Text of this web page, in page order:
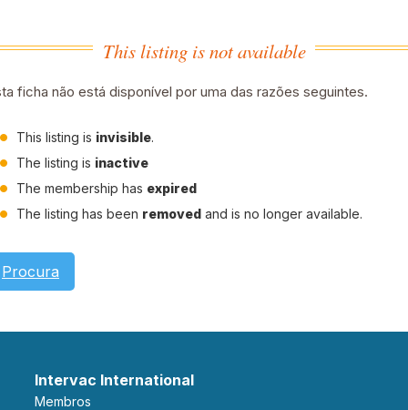
This listing is not available
ficha não está disponível por uma das razões seguintes.
This listing is invisible.
The listing is inactive
The membership has expired
The listing has been removed and is no longer available.
Procura
Intervac International
Membros